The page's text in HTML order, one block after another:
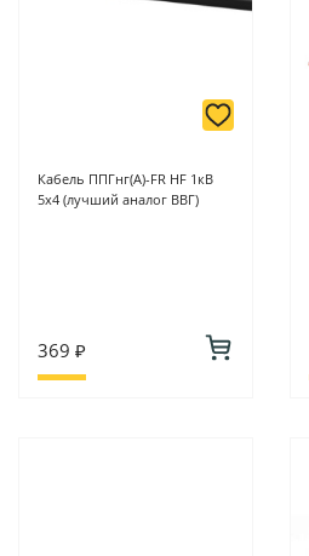
Кабель ППГнг(А)-FR HF 1кВ
5х4 (лучший аналог ВВГ)
369 ₽